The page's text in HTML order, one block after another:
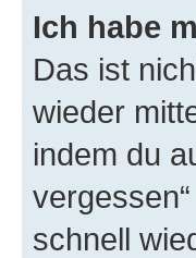
Ich habe
Das ist
wieder
indem du
schnell